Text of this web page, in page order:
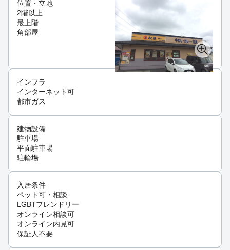
位置・立地
2階以上
最上階
角部屋
インフラ
インターネット可
都市ガス
建物設備
駐車場
平面駐車場
駐輪場
入居条件
ペット可・相談
LGBTフレンドリー
オンライン相談可
オンライン内見可
保証人不要